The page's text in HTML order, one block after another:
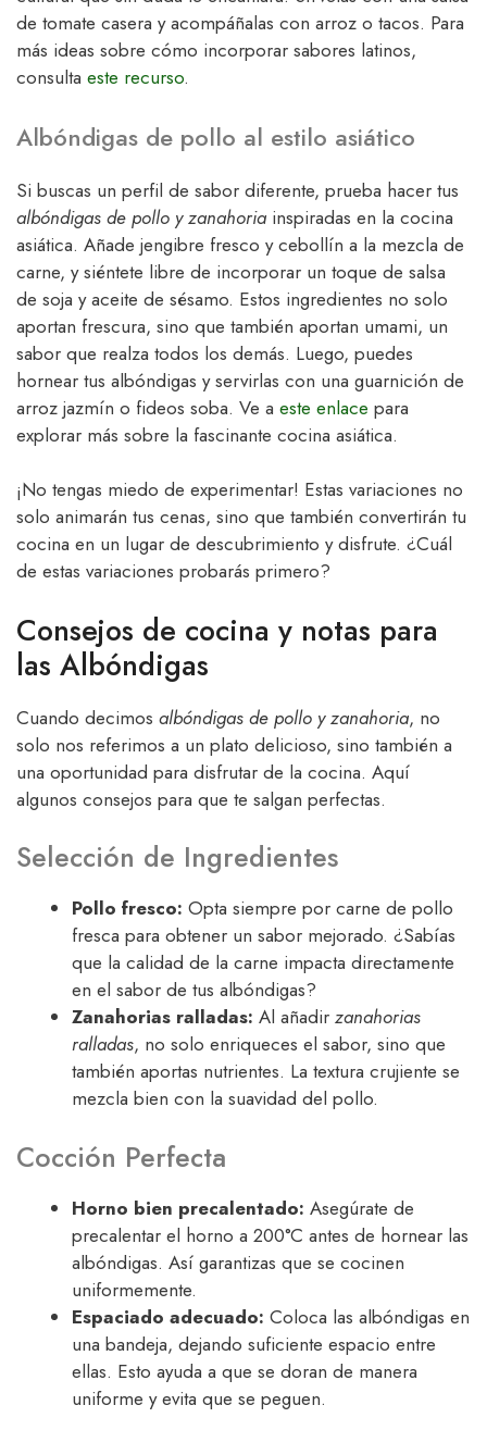
de tomate casera y acompáñalas con arroz o tacos. Para
más ideas sobre cómo incorporar sabores latinos,
consulta este recurso.
Albóndigas de pollo al estilo asiático
Si buscas un perfil de sabor diferente, prueba hacer tus
albóndigas de pollo y zanahoria inspiradas en la cocina
asiática. Añade jengibre fresco y cebollín a la mezcla de
carne, y siéntete libre de incorporar un toque de salsa
de soja y aceite de sésamo. Estos ingredientes no solo
aportan frescura, sino que también aportan umami, un
sabor que realza todos los demás. Luego, puedes
hornear tus albóndigas y servirlas con una guarnición de
arroz jazmín o fideos soba. Ve a este enlace para
explorar más sobre la fascinante cocina asiática.
¡No tengas miedo de experimentar! Estas variaciones no
solo animarán tus cenas, sino que también convertirán tu
cocina en un lugar de descubrimiento y disfrute. ¿Cuál
de estas variaciones probarás primero?
Consejos de cocina y notas para
las Albóndigas
Cuando decimos albóndigas de pollo y zanahoria, no
solo nos referimos a un plato delicioso, sino también a
una oportunidad para disfrutar de la cocina. Aquí
algunos consejos para que te salgan perfectas.
Selección de Ingredientes
Pollo fresco: Opta siempre por carne de pollo
fresca para obtener un sabor mejorado. ¿Sabías
que la calidad de la carne impacta directamente
en el sabor de tus albóndigas?
Zanahorias ralladas: Al añadir zanahorias
ralladas, no solo enriqueces el sabor, sino que
también aportas nutrientes. La textura crujiente se
mezcla bien con la suavidad del pollo.
Cocción Perfecta
Horno bien precalentado: Asegúrate de
precalentar el horno a 200°C antes de hornear las
albóndigas. Así garantizas que se cocinen
uniformemente.
Espaciado adecuado: Coloca las albóndigas en
una bandeja, dejando suficiente espacio entre
ellas. Esto ayuda a que se doran de manera
uniforme y evita que se peguen.